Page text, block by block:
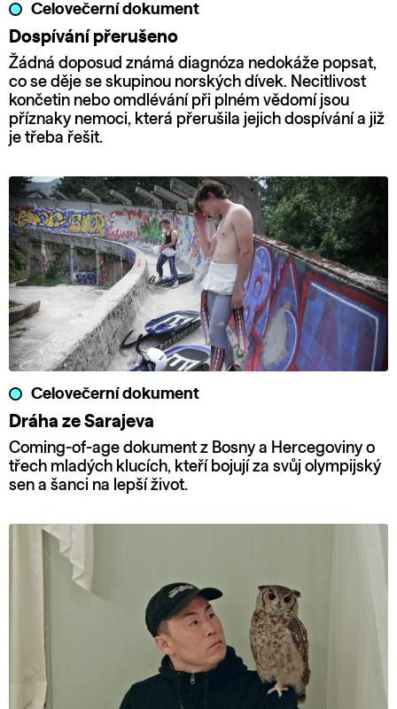
Celovečerní dokument
Dospívání přerušeno
Žádná doposud známá diagnóza nedokáže popsat,
co se děje se skupinou norských dívek. Necitlivost
končetin nebo omdlévání při plném vědomí jsou
příznaky nemoci, která přerušila jejich dospívání a již
je třeba řešit.
Celovečerní dokument
Dráha ze Sarajeva
Coming-of-age dokument z Bosny a Hercegoviny o
třech mladých klucích, kteří bojují za svůj olympijský
sen a šanci na lepší život.